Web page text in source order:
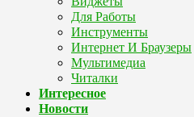
Для Работы
Инструменты
Интернет И Браузеры
Мультимедиа
Читалки
Интересное
Новости